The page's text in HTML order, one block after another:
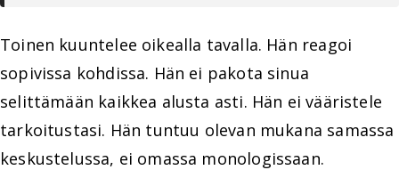
Toinen kuuntelee oikealla tavalla. Hän reagoi
sopivissa kohdissa. Hän ei pakota sinua
selittämään kaikkea alusta asti. Hän ei vääristele
tarkoitustasi. Hän tuntuu olevan mukana samassa
keskustelussa, ei omassa monologissaan.